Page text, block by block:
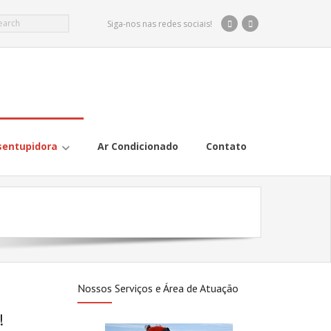
Siga-nos nas redes sociais!
Ar Condicionado Contato
Nossos Serviços e Área de Atuação